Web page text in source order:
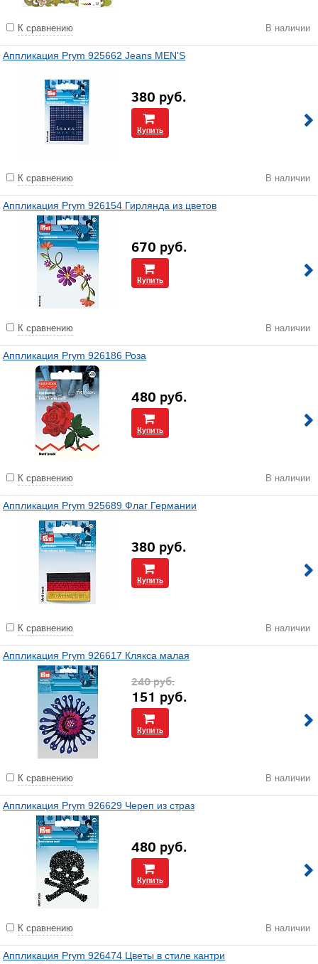
К сравнению В наличии
Аппликация Prym 925662 Jeans MEN'S
380 руб.
Купить
К сравнению В наличии
Аппликация Prym 926154 Гирлянда из цветов
670 руб.
Купить
К сравнению В наличии
Аппликация Prym 926186 Роза
480 руб.
Купить
К сравнению В наличии
Аппликация Prym 925689 Флаг Германии
380 руб.
Купить
К сравнению В наличии
Аппликация Prym 926617 Клякса малая
240руб.
151 руб.
Купить
К сравнению В наличии
Аппликация Prym 926629 Череп из страз
480 руб.
Купить
К сравнению В наличии
Аппликация Prym 926474 Цветы в стиле кантри